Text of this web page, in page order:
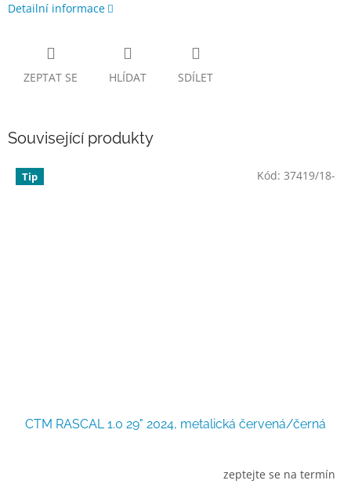
Detailní informace
ZEPTAT SE HLÍDAT SDÍLET
Související produkty
Tip
CTM RASCAL 1.0 29" 2024, metalická červená/černá
zeptejte se na termín
Kód: 37419/18-